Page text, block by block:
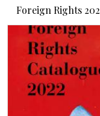
Foreign Rights